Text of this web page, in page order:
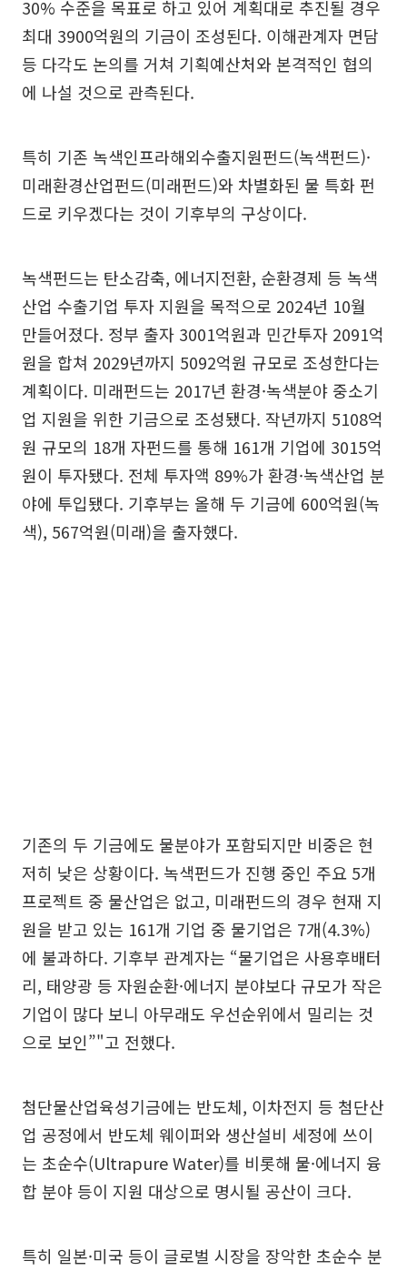
30% 수준을 목표로 하고 있어 계획대로 추진될 경우
최대 3900억원의 기금이 조성된다. 이해관계자 면담
등 다각도 논의를 거쳐 기획예산처와 본격적인 협의
에 나설 것으로 관측된다.
특히 기존 녹색인프라해외수출지원펀드(녹색펀드)·
미래환경산업펀드(미래펀드)와 차별화된 물 특화 펀
드로 키우겠다는 것이 기후부의 구상이다.
녹색펀드는 탄소감축, 에너지전환, 순환경제 등 녹색
산업 수출기업 투자 지원을 목적으로 2024년 10월
만들어졌다. 정부 출자 3001억원과 민간투자 2091억
원을 합쳐 2029년까지 5092억원 규모로 조성한다는
계획이다. 미래펀드는 2017년 환경·녹색분야 중소기
업 지원을 위한 기금으로 조성됐다. 작년까지 5108억
원 규모의 18개 자펀드를 통해 161개 기업에 3015억
원이 투자됐다. 전체 투자액 89%가 환경·녹색산업 분
야에 투입됐다. 기후부는 올해 두 기금에 600억원(녹
색), 567억원(미래)을 출자했다.
기존의 두 기금에도 물분야가 포함되지만 비중은 현
저히 낮은 상황이다. 녹색펀드가 진행 중인 주요 5개
프로젝트 중 물산업은 없고, 미래펀드의 경우 현재 지
원을 받고 있는 161개 기업 중 물기업은 7개(4.3%)
에 불과하다. 기후부 관계자는 “물기업은 사용후배터
리, 태양광 등 자원순환·에너지 분야보다 규모가 작은
기업이 많다 보니 아무래도 우선순위에서 밀리는 것
으로 보인”"고 전했다.
첨단물산업육성기금에는 반도체, 이차전지 등 첨단산
업 공정에서 반도체 웨이퍼와 생산설비 세정에 쓰이
는 초순수(Ultrapure Water)를 비롯해 물·에너지 융
합 분야 등이 지원 대상으로 명시될 공산이 크다.
특히 일본·미국 등이 글로벌 시장을 장악한 초순수 분